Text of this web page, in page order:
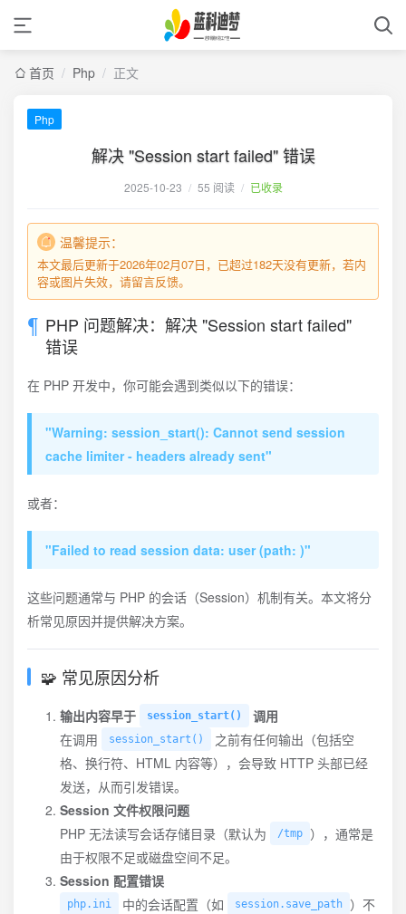
首页 / Php / 正文
Php
解决 "Session start failed" 错误
2025-10-23 / 55 阅读 / 已收录
温馨提示：
本文最后更新于2026年02月07日，已超过182天没有更新，若内
容或图片失效，请留言反馈。
PHP 问题解决：解决 "Session start failed"
错误
在 PHP 开发中，你可能会遇到类似以下的错误：
"Warning: session_start(): Cannot send session
cache limiter - headers already sent"
或者：
"Failed to read session data: user (path: )"
这些问题通常与 PHP 的会话（Session）机制有关。本文将分
析常见原因并提供解决方案。
🧩 常见原因分析
输出内容早于 session_start()
调用
在调用
session_start()
之前有任何输出（包括空
格、换行符、HTML 内容等），会导致 HTTP 头部已经
发送，从而引发错误。
Session 文件权限问题
PHP 无法读写会话存储目录（默认为
/tmp
），通常是
由于权限不足或磁盘空间不足。
Session 配置错误
php.ini 中的会话配置（如 session.save_path
）不